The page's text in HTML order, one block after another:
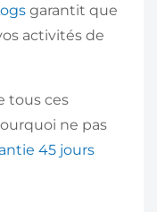
garantit que
activités de
tous ces
ne pas
45 jours